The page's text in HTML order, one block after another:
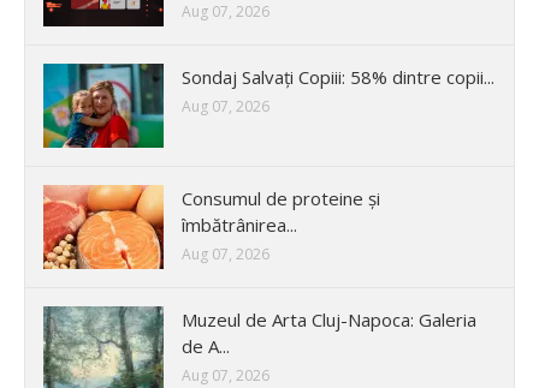
Aug 07, 2026
Sondaj Salvați Copiii: 58% dintre copii...
Aug 07, 2026
Consumul de proteine și
îmbătrânirea...
Aug 07, 2026
Muzeul de Arta Cluj-Napoca: Galeria
de A...
Aug 07, 2026